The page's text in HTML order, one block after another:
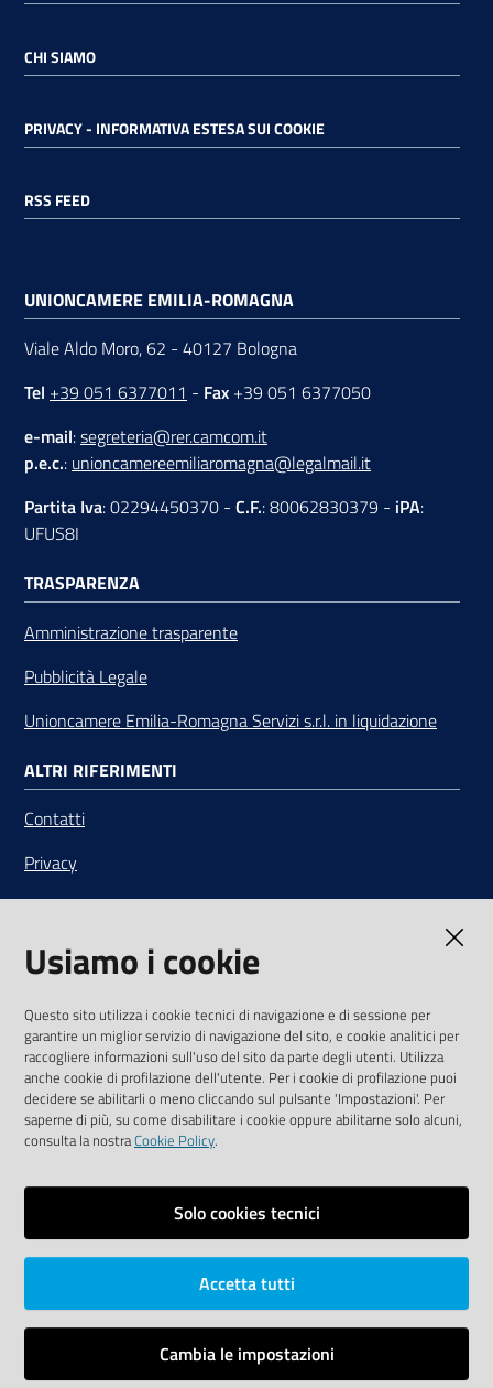
CHI SIAMO
PRIVACY - INFORMATIVA ESTESA SUI COOKIE
RSS FEED
UNIONCAMERE EMILIA-ROMAGNA
Viale Aldo Moro, 62 - 40127 Bologna
Tel +39 051 6377011 - Fax +39 051 6377050
e-mail:segreteria@rer.camcom.it
p.e.c.: unioncamereemiliaromagna@legalmail.it
Partita Iva: 02294450370 - C.F.: 80062830379 - iPA:
UFUS8I
TRASPARENZA
Amministrazione trasparente
Pubblicità Legale
Unioncamere Emilia-Romagna Servizi s.r.l. in liquidazione
ALTRI RIFERIMENTI
Contatti
Privacy
Note legali
Media Policy
SEGUICI SU
YoutubeTwitterLinkedinFacebookInstagram
Vai alla pagina
Area riservata
Dichiarazione di accessibilità
Usiamo i cookie
Questo sito utilizza i cookie tecnici di navigazione e di sessione per
garantire un miglior servizio di navigazione del sito, e cookie analitici per
raccogliere informazioni sull'uso del sito da parte degli utenti. Utilizza
anche cookie di profilazione dell'utente. Per i cookie di profilazione puoi
decidere se abilitarli o meno cliccando sul pulsante 'Impostazioni'. Per
saperne di più, su come disabilitare i cookie oppure abilitarne solo alcuni,
consulta la nostraCookie Policy.
Solo cookies tecnici
Accetta tutti
Cambia le impostazioni